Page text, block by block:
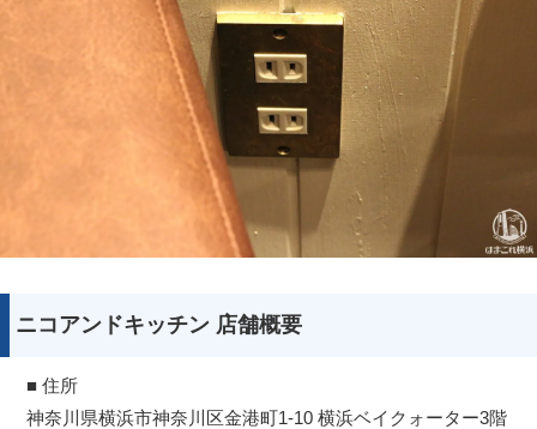
ニコアンドキッチン 店舗概要
■ 住所
神奈川県横浜市神奈川区金港町1-10 横浜ベイクォーター3階